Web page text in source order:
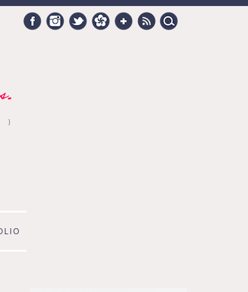
Search
for:
FacebookInstagramTwitter HellocotonGoogle +
RSS
}